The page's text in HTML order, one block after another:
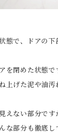
態で、ドアの下
を閉めた状態
上げた泥や油
えない部分で
な部分も徹底